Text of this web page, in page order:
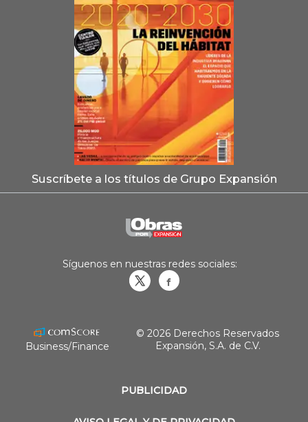
Suscríbete a los títulos de Grupo Expansión
PUBLICIDAD
Síguenos en nuestras redes sociales:
Business/Finance
© 2026 Derechos Reservados
Expansión, S.A. de C.V.